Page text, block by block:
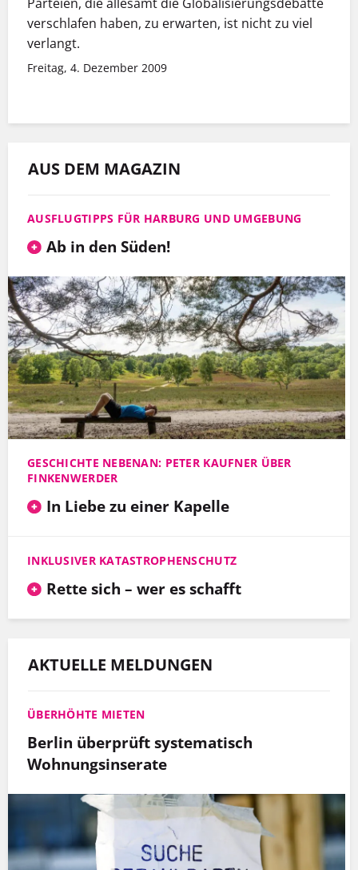
verschlafen haben, zu erwarten, ist nicht zu viel
verlangt.
Freitag, 4. Dezember 2009
AUS DEM MAGAZIN
AUSFLUGTIPPS FÜR HARBURG UND UMGEBUNG
Ab in den Süden!
GESCHICHTE NEBENAN: PETER KAUFNER ÜBER
FINKENWERDER
In Liebe zu einer Kapelle
INKLUSIVER KATASTROPHENSCHUTZ
Rette sich – wer es schafft
AKTUELLE MELDUNGEN
ÜBERHÖHTE MIETEN
Berlin überprüft systematisch
Wohnungsinserate